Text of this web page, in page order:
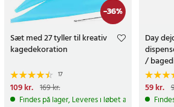
-36%
Sæt med 27 tyller til kreativ
kagedekoration
17
Nuværende pris
109 kr.Tidligere pris:169 kr.
109 kr. 169 kr.
Findes på lager, Leveres i løbet af 1-2 hverdage
Day
/
muffin-
pris:99
59 kr.